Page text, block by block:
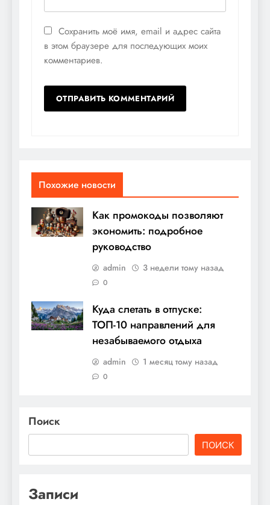
Сохранить моё имя, email и адрес сайта
в этом браузере для последующих моих
комментариев.
Похожие новости
Как промокоды позволяют
экономить: подробное
руководство
admin 3 недели тому назад
0
Куда слетать в отпуске:
ТОП-10 направлений для
незабываемого отдыха
admin 1 месяц тому назад
0
Поиск
ПОИСК
Записи